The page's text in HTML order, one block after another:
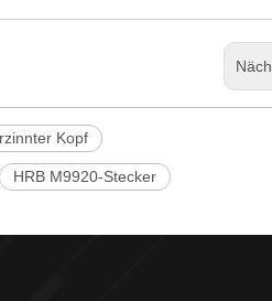
Kopf
HRB M9920-Stecker